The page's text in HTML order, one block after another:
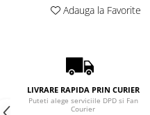
Adauga la Favorite
LIVRARE RAPIDA PRIN CURIER
Puteti alege serviciile DPD si Fan
Courier